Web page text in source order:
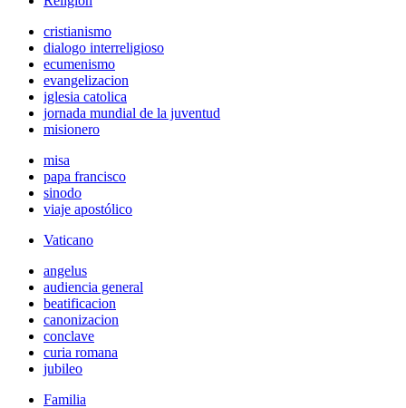
cristianismo
dialogo interreligioso
ecumenismo
evangelizacion
iglesia catolica
jornada mundial de la juventud
misionero
misa
papa francisco
sinodo
viaje apostólico
Vaticano
angelus
audiencia general
beatificacion
canonizacion
conclave
curia romana
jubileo
Familia